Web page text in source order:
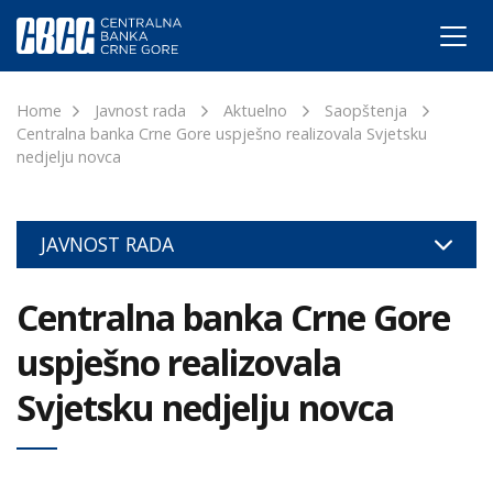
Home Javnost rada Aktuelno
Saopštenja
Centralna banka Crne Gore uspješno realizovala Svjetsku
nedjelju novca
JAVNOST RADA
Centralna banka Crne Gore
uspješno realizovala
Svjetsku nedjelju novca